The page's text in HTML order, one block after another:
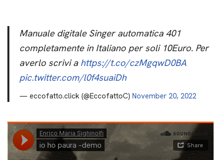
Manuale digitale Singer automatica 401
completamente in Italiano per soli 10Euro. Per
averlo scrivi a https://t.co/czMgqwD0BA
pic.twitter.com/l0f4suaiDh
— eccofatto.click (@EccofattoC) November 20, 2022